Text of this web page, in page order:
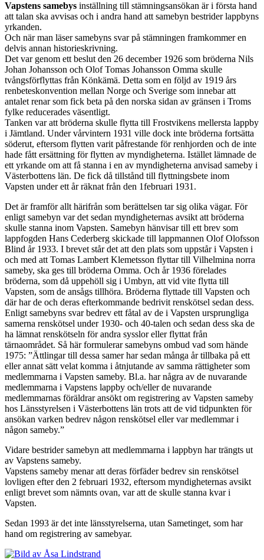
Vapstens samebys inställning till stämningsansökan är i första hand
att talan ska avvisas och i andra hand att samebyn bestrider lappbyns
yrkanden.
Och när man läser samebyns svar på stämningen framkommer en
delvis annan historieskrivning.
Det var genom ett beslut den 26 december 1926 som bröderna Nils
Johan Johansson och Olof Tomas Johansson Omma skulle
tvångsförflyttas från Könkämä. Detta som en följd av 1919 års
renbeteskonvention mellan Norge och Sverige som innebar att
antalet renar som fick beta på den norska sidan av gränsen i Troms
fylke reducerades väsentligt.
Tanken var att bröderna skulle flytta till Frostvikens mellersta lappby
i Jämtland. Under vårvintern 1931 ville dock inte bröderna fortsätta
söderut, eftersom flytten varit påfrestande för renhjorden och de inte
hade fått ersättning för flytten av myndigheterna. Istället lämnade de
ett yrkande om att få stanna i en av myndigheterna anvisad sameby i
Västerbottens län. De fick då tillstånd till flyttningsbete inom
Vapsten under ett år räknat från den 1februari 1931.
Det är framför allt härifrån som berättelsen tar sig olika vägar. För
enligt samebyn var det sedan myndigheternas avsikt att bröderna
skulle stanna inom Vapsten. Samebyn hänvisar till ett brev som
lappfogden Hans Cederberg skickade till lappmannen Olof Olofsson
Blind år 1933. I brevet står det att den plats som uppstår i Vapsten i
och med att Tomas Lambert Klemetsson flyttar till Vilhelmina norra
sameby, ska ges till bröderna Omma. Och år 1936 förelades
bröderna, som då uppehöll sig i Umbyn, att vid vite flytta till
Vapsten, som de ansågs tillhöra. Bröderna flyttade till Vapsten och
där har de och deras efterkommande bedrivit renskötsel sedan dess.
Enligt samebyns svar bedrev ett fåtal av de i Vapsten ursprungliga
samerna renskötsel under 1930- och 40-talen och sedan dess ska de
ha lämnat renskötseln för andra sysslor eller flyttat från
tärnaområdet. Så här formulerar samebyns ombud vad som hände
1975: ”Ättlingar till dessa samer har sedan många år tillbaka på ett
eller annat sätt velat komma i åtnjutande av samma rättigheter som
medlemmarna i Vapsten sameby. Bl.a. har några av de nuvarande
medlemmarna i Vapstens lappby och/eller de nuvarande
medlemmarnas föräldrar ansökt om registrering av Vapsten sameby
hos Länsstyrelsen i Västerbottens län trots att de vid tidpunkten för
ansökan varken bedrev någon renskötsel eller var medlemmar i
någon sameby.”
Vidare bestrider samebyn att medlemmarna i lappbyn har trängts ut
av Vapstens sameby.
Vapstens sameby menar att deras förfäder bedrev sin renskötsel
lovligen efter den 2 februari 1932, eftersom myndigheternas avsikt
enligt brevet som nämnts ovan, var att de skulle stanna kvar i
Vapsten.
Sedan 1993 är det inte länsstyrelserna, utan Sametinget, som har
hand om registrering av samebyar.